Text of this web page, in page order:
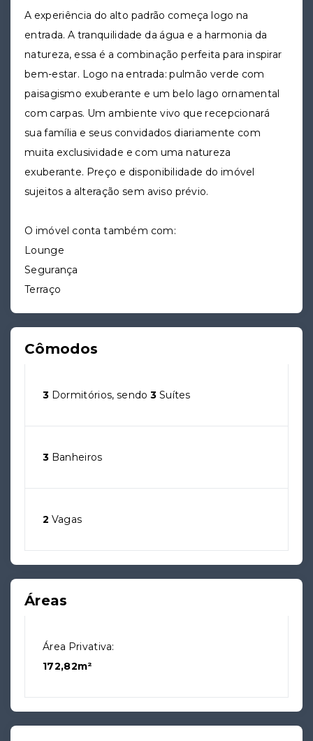
A experiência do alto padrão começa logo na
entrada. A tranquilidade da água e a harmonia da
natureza, essa é a combinação perfeita para inspirar
bem-estar. Logo na entrada: pulmão verde com
paisagismo exuberante e um belo lago ornamental
com carpas. Um ambiente vivo que recepcionará
sua família e seus convidados diariamente com
muita exclusividade e com uma natureza
exuberante. Preço e disponibilidade do imóvel
sujeitos a alteração sem aviso prévio.
O imóvel conta também com:
Lounge
Segurança
Terraço
Cômodos
3 Dormitórios, sendo3 Suítes
3 Banheiros
2 Vagas
Áreas
Área Privativa:
172,82m²